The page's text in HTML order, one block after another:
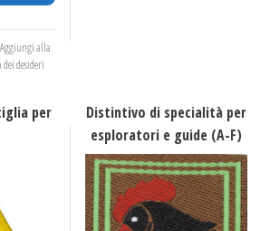
Aggiungi alla
dei desideri
per
Distintivo di specialità per
esploratori e guide (A-F)